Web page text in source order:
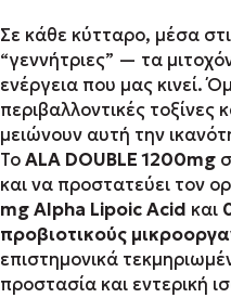
Σε κάθε κύτταρο, μέσα
“γεννήτριες” — τα
ενέργεια που μας κινεί.
περιβαλλοντικές τοξίνες
μειώνουν αυτή την
ΤοALA DOUBLE 1200mg
και να προστατεύει τον
mg Alpha Lipoic Acid και
προβιοτικούς
επιστημονικά
προστασία και εντερική